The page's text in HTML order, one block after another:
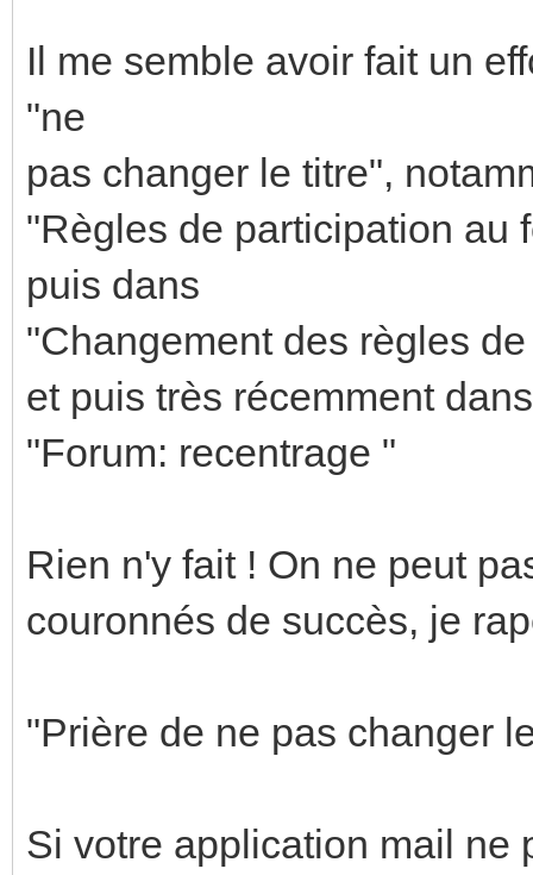
Il me semble avoir fait un
"ne
pas changer le titre",
"Règles de participation au
puis dans
"Changement des règles
et puis très récemment dans
"Forum: recentrage "
Rien n'y fait ! On ne peut
couronnés de succès, je
"Prière de ne pas changer
Si votre application mail ne